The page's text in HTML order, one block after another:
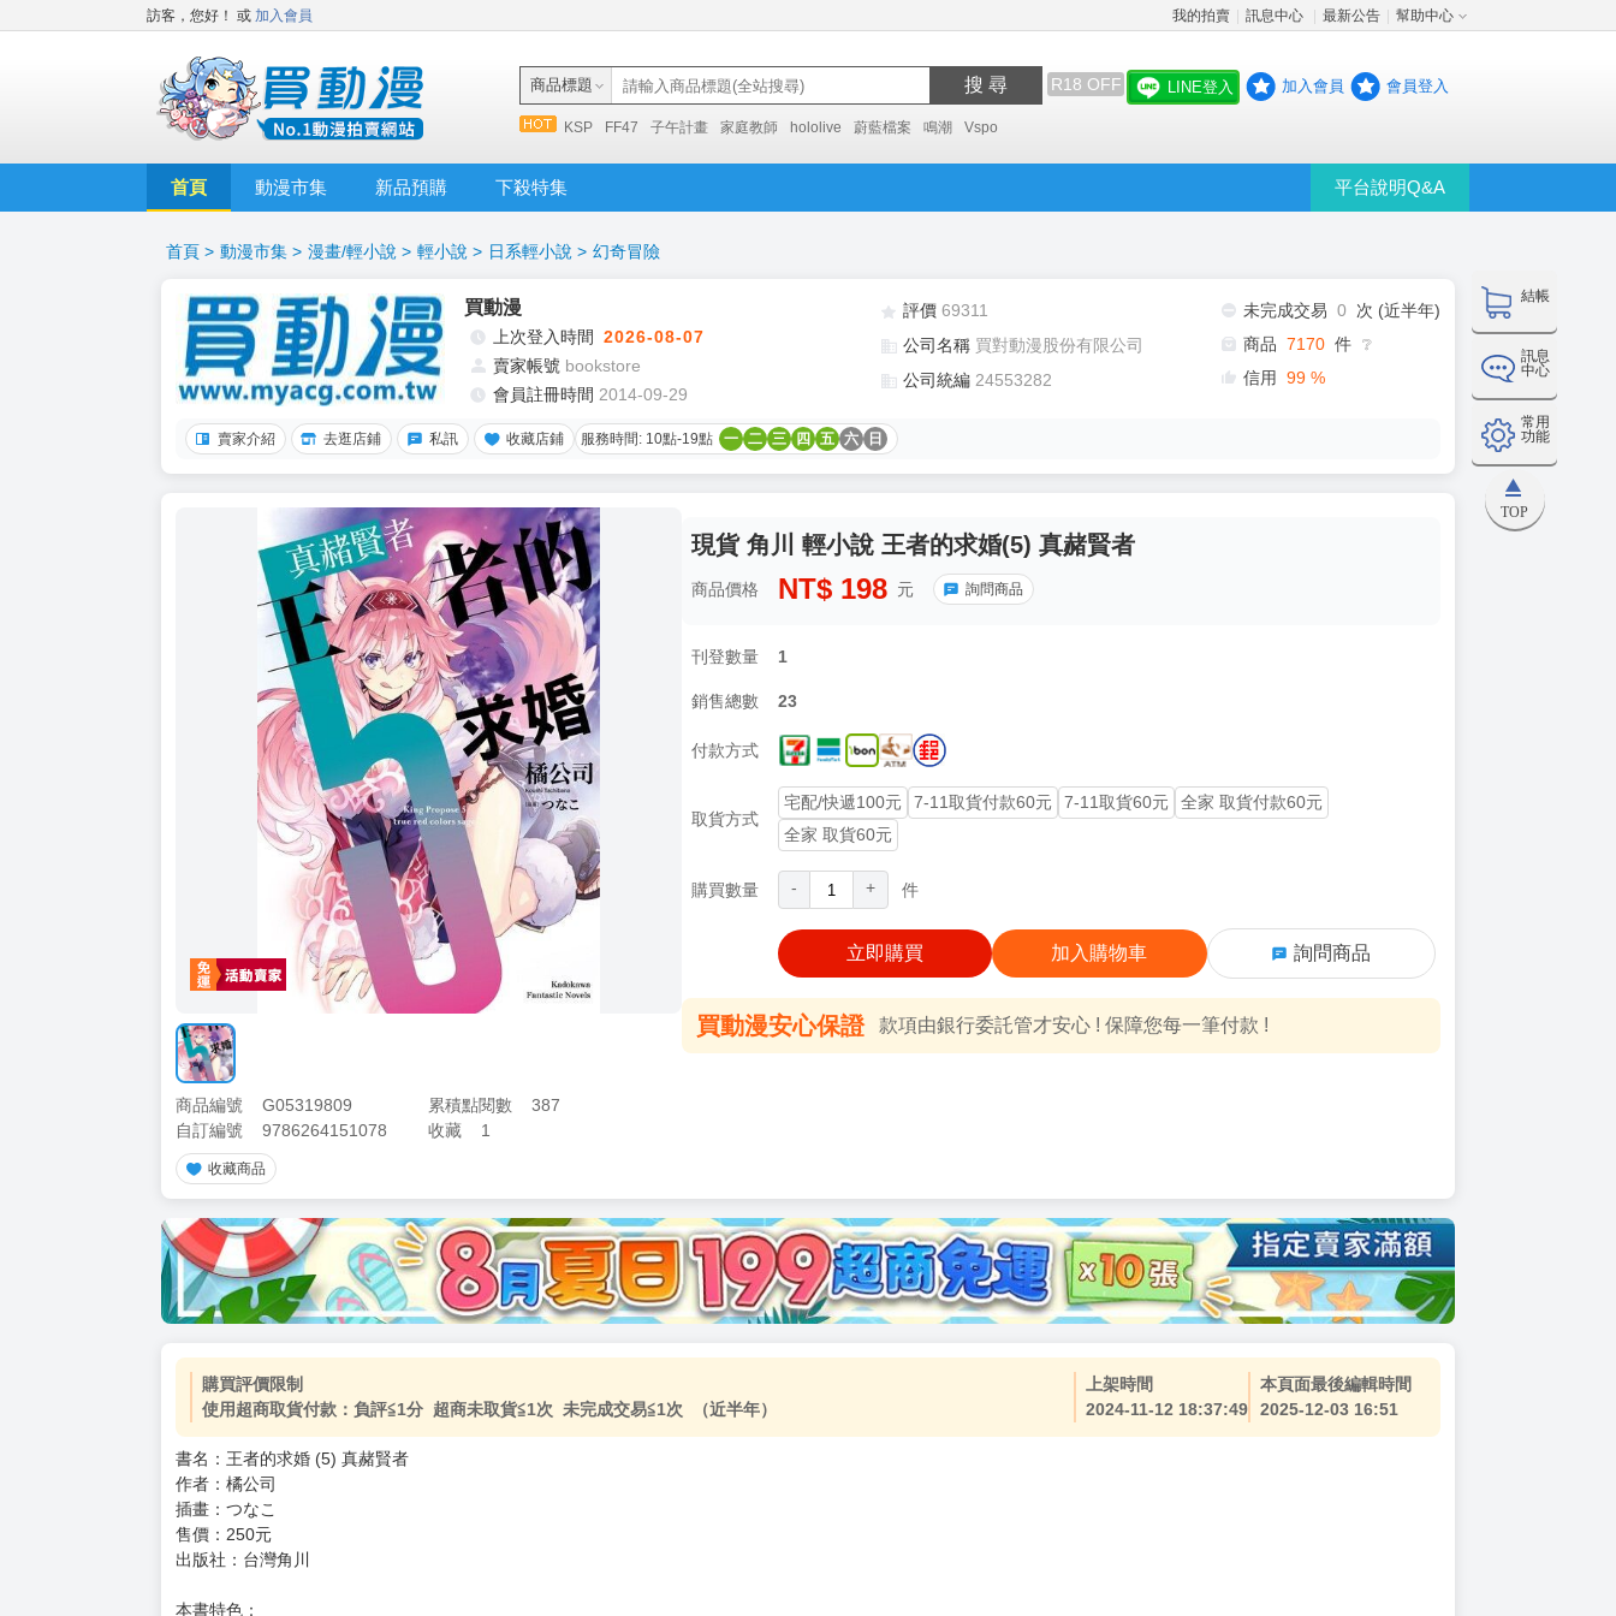
訪客，您好！ 或 加入會員 我的拍賣 訊息中心 最新公告 幫助中心
商品標題 搜 尋 R18 OFF
KSP FF47 子午計畫 家庭教師 hololive 蔚藍檔案 鳴潮 Vspo
LINE登入 加入會員 會員登入
首頁 動漫市集 新品預購 下殺特集 平台說明Q&A
結帳
訊息
中心
常用
功能
TOP
首頁 > 動漫市集 > 漫畫/輕小說 > 輕小說 > 日系輕小說 > 幻奇冒險
買動漫
上次登入時間 2026-08-07
賣家帳號 bookstore
會員註冊時間 2014-09-29
評價 69311
公司名稱 買對動漫股份有限公司
公司統編 24553282
未完成交易 0
次 (近半年)
商品 7170 件 ❔
信用 99 %
賣家介紹 去逛店鋪 私訊 收藏店鋪 服務時間: 10點-19點 一 二 三 四 五 六 日
商品編號 G05319809 累積點閱數
387
自訂編號
9786264151078 收藏 1
收藏商品
現貨 角川 輕小說 王者的求婚(5) 真赭賢者
商品價格 NT$ 198 元 詢問商品
刊登數量 1
銷售總數 23
付款方式
取貨方式
宅配/快遞100元 7-11取貨付款60元 7-11取貨60元
全家 取貨付款60元
全家 取貨60元
購買數量 - + 件
立即購買 加入購物車 詢問商品
買動漫安心保證 款項由銀行委託管才安心 ! 保障您每一筆付款 !
加價購 ( 共
(加購品) 買動漫★《$15元-加固紙箱包裝》